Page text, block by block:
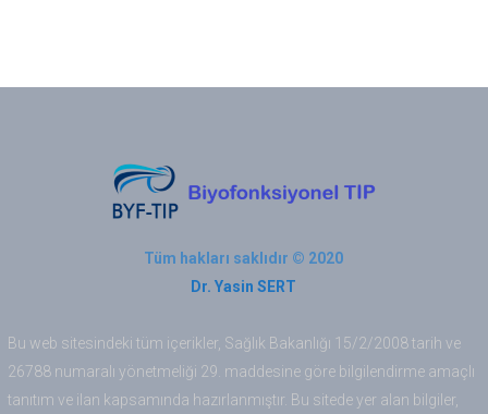
Tüm hakları saklıdır © 2020
Dr. Yasin SERT
Bu web sitesindeki tüm içerikler, Sağlık Bakanlığı 15/2/2008 tarih ve
26788 numaralı yönetmeliği 29. maddesine göre bilgilendirme amaçlı
tanıtım ve ilan kapsamında hazırlanmıştır. Bu sitede yer alan bilgiler,